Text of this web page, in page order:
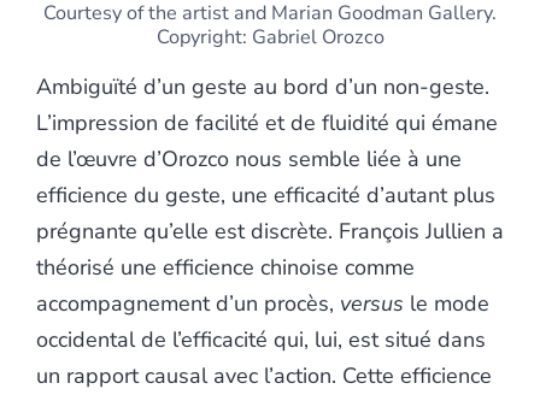
Courtesy of the artist and Marian Goodman Gallery.
Copyright: Gabriel Orozco
Ambiguïté d’un geste au bord d’un non-geste.
L’impression de facilité et de fluidité qui émane
de l’œuvre d’Orozco nous semble liée à une
efficience du geste, une efficacité d’autant plus
prégnante qu’elle est discrète. François Jullien a
théorisé une efficience chinoise comme
accompagnement d’un procès, versus le mode
occidental de l’efficacité qui, lui, est situé dans
un rapport causal avec l’action. Cette efficience